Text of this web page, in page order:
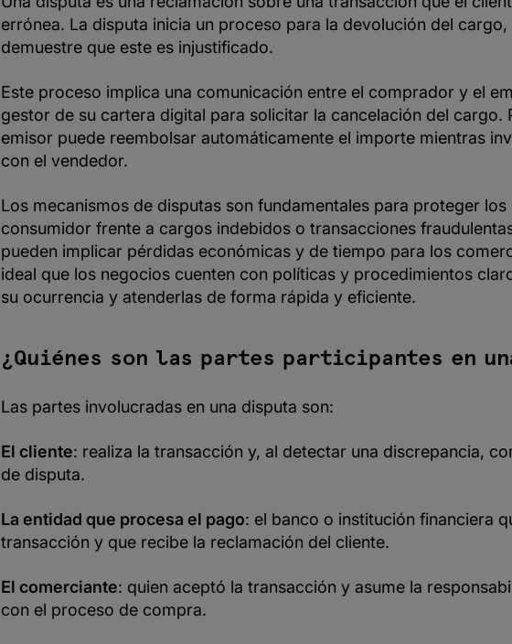
errónea. La disputa inicia un proceso para la devolución del cargo,
demuestre que este es injustificado.
Este proceso implica una comunicación entre el comprador y el
gestor de su cartera digital para solicitar la cancelación del cargo.
emisor puede reembolsar automáticamente el importe mientras
con el vendedor.
Los mecanismos de disputas son fundamentales para proteger los
consumidor frente a cargos indebidos o transacciones
pueden implicar pérdidas económicas y de tiempo para los
ideal que los negocios cuenten con políticas y procedimientos
su ocurrencia y atenderlas de forma rápida y eficiente.
¿Quiénes son las partes participantes en
Las partes involucradas en una disputa son:
El cliente: realiza la transacción y, al detectar una discrepancia,
de disputa.
La entidad que procesa el pago: el banco o institución financiera
transacción y que recibe la reclamación del cliente.
El comerciante: quien aceptó la transacción y asume la
con el proceso de compra.